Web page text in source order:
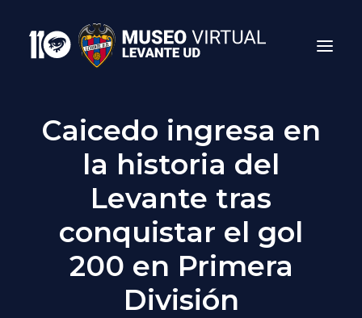
Search
Caicedo ingresa en
la historia del
Levante tras
conquistar el gol
200 en Primera
División